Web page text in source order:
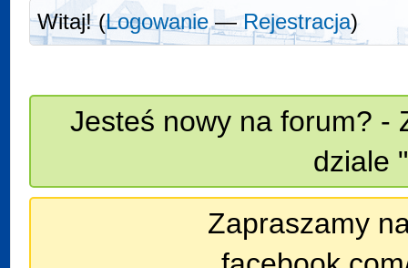
Witaj! (Logowanie—Rejestracja)
Jesteś nowy na forum? -
dziale
Zapraszamy